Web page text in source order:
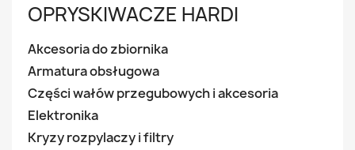
OPRYSKIWACZE HARDI
Akcesoria do zbiornika
Armatura obsługowa
Części wałów przegubowych i akcesoria
Elektronika
Kryzy rozpylaczy i filtry